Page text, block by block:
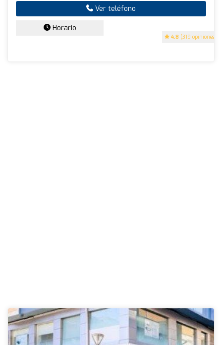
4.8 (319 opiniones)
Ver teléfono
Horario